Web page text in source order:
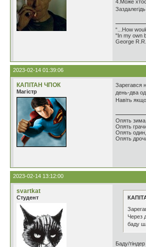
4.Може
“...How
"In my own
George
2023-02-14 01:39:06
КАПІТАН ЧПОК
Магістр
Зарегався
день-два
Навіть
Опять зима,
Опять
Опять один,
Опять
2023-02-14 13:12:00
svartkat
Студент
Через
баду
Баду/